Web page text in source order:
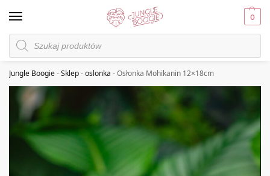
0
Jungle Boogie-Sklep-oslonka -Osłonka Mohikanin 12×18cm